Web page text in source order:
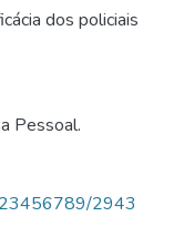
dos policiais
Pessoal.
2943